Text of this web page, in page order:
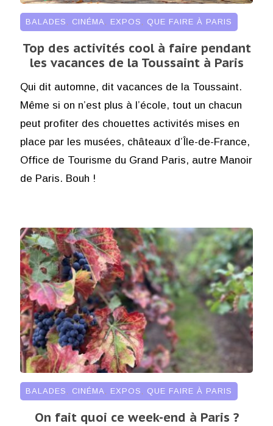
BALADES CINÉMA EXPOS QUE FAIRE À PARIS
Top des activités cool à faire pendant
les vacances de la Toussaint à Paris
Qui dit automne, dit vacances de la Toussaint.
Même si on n’est plus à l’école, tout un chacun
peut profiter des chouettes activités mises en
place par les musées, châteaux d’Île-de-France,
Office de Tourisme du Grand Paris, autre Manoir
de Paris. Bouh !
BALADES CINÉMA EXPOS QUE FAIRE À PARIS
On fait quoi ce week-end à Paris ?